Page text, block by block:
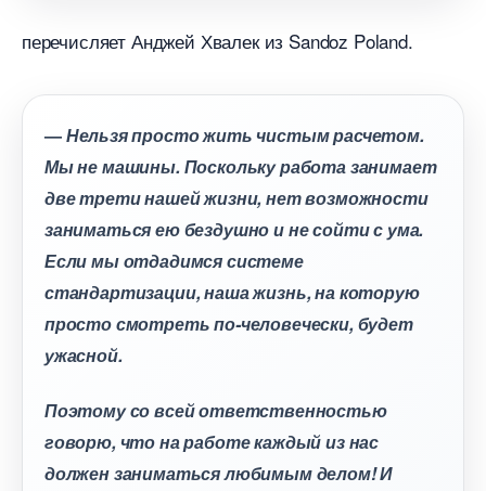
перечисляет Анджей Хвалек из Sandoz Poland.
—Нельзя просто жить чистым расчетом.
Мы не машины. Поскольку работа занимает
две трети нашей жизни, нет возможности
заниматься ею бездушно и не сойти с ума.
Если мы отдадимся системе
стандартизации, наша жизнь, на которую
просто смотреть по-человечески, будет
ужасной.
Поэтому со всей ответственностью
оворю, что на работе каждый из нас
должен заниматься любимым делом! И